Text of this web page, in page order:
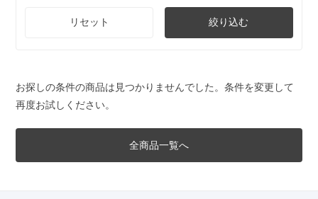
リセット 絞り込む
お探しの条件の商品は見つかりませんでした。条件を変更して
再度お試しください。
全商品一覧へ